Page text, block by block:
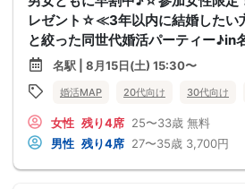
レゼント☆≪3年以内に結婚したい
と絞った同世代婚活パーティー♪in
名駅 | 8月15日(土) 15:30〜
婚活MAP 20代向け 30代向け
女性 残り4席 25〜33歳 無料
男性 残り4席 27〜35歳 3,700円